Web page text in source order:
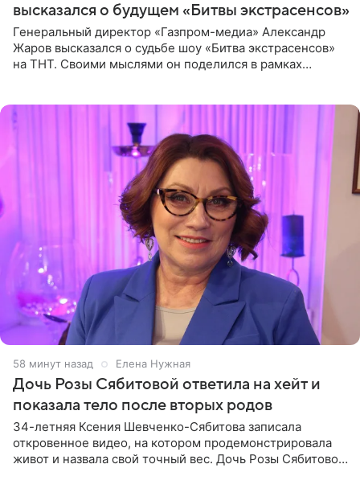
высказался о будущем «Битвы экстрасенсов»
Генеральный директор «Газпром-медиа» Александр
Жаров высказался о судьбе шоу «Битва экстрасенсов»
на ТНТ. Своими мыслями он поделился в рамках
58 минут назад Елена Нужная
Дочь Розы Сябитовой ответила на хейт и
показала тело после вторых родов
34-летняя Ксения Шевченко-Сябитова записала
откровенное видео, на котором продемонстрировала
живот и назвала свой точный вес. Дочь Розы Сябитовой